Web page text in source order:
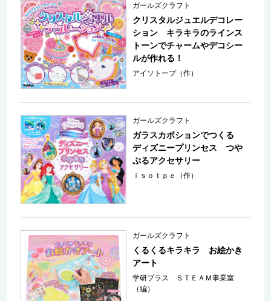
ガールズクラフト
クリスタルジュエルデコレー
ション キラキラのラインス
トーンでチャームやデコシー
ルが作れる！
アイソトープ（作）
ガールズクラフト
ガラスカボションでつくる
ディズニープリンセス つや
ぷるアクセサリー
ｉｓｏｔｐｅ（作）
ガールズクラフト
くるくるキラキラ お絵かき
アート
学研プラス ＳＴＥＡＭ事業室
（編）